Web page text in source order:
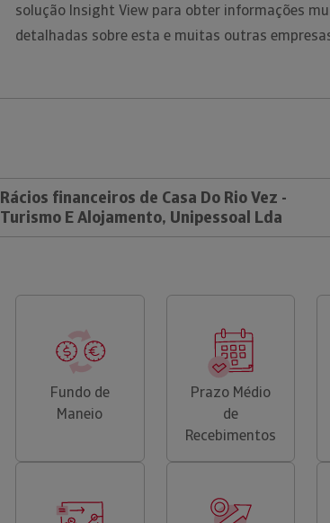
solução Insight View para obter informações
detalhadas sobre esta e muitas outras
Rácios financeiros de Casa Do Rio Vez -
Turismo E Alojamento, Unipessoal Lda
Fundo de
Maneio
Prazo Médio
de
Recebimentos